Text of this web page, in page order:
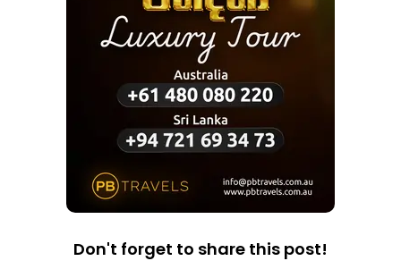
Don't forget to share this post!